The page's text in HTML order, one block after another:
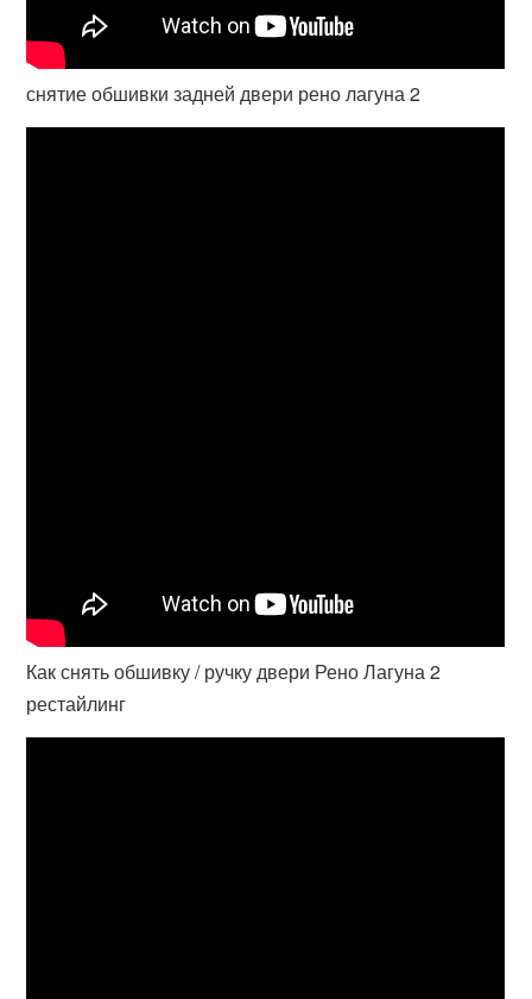
снятие обшивки задней двери рено лагуна 2
Как снять обшивку / ручку двери Рено Лагуна 2
рестайлинг